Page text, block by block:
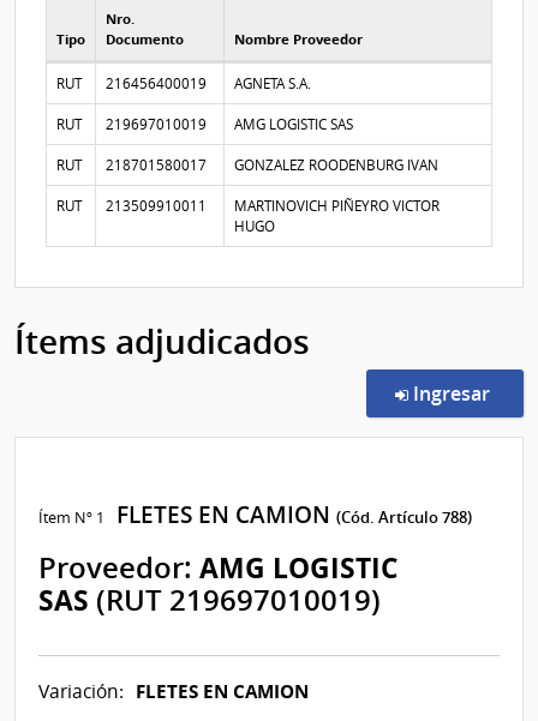
Tipo
Nro.
Documento
Nombre Proveedor
RUT 216456400019 AGNETA S.A.
RUT 219697010019 AMG LOGISTIC SAS
RUT 218701580017 GONZALEZ ROODENBURG IVAN
RUT 213509910011
MARTINOVICH PIÑEYRO VICTOR
HUGO
Ítems adjudicados
Ingresar
Ítem Nº 1 FLETES EN CAMION(Cód. Artículo 788)
Proveedor:AMG LOGISTIC
SAS (RUT 219697010019)
Variación: FLETES EN CAMION